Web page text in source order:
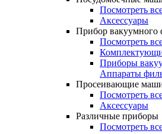
Посмотреть
Аксессуары
Прибор вакуумного
Посмотреть
Приборы
Аппараты
Просеивающие
Посмотреть
Аксессуары
Различные приборы
Посмотреть